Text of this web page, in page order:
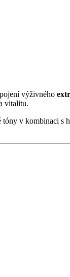
výživného
vitalitu.
v kombinaci